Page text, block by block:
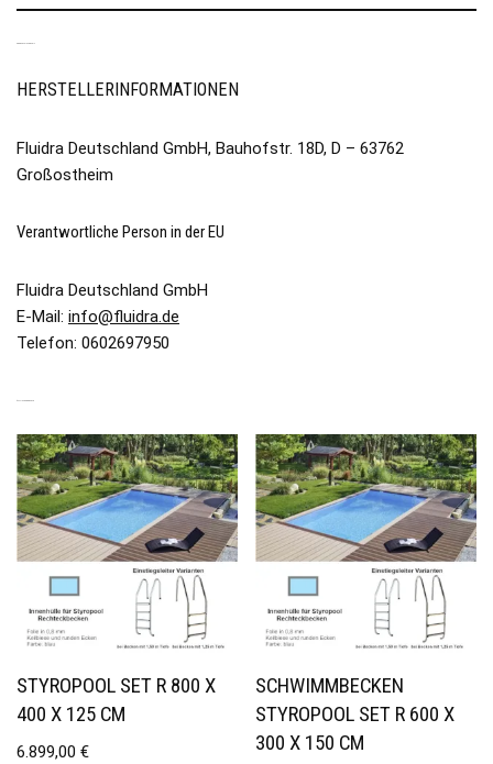
HERSTELLERINFORMATIONEN
Fluidra Deutschland GmbH, Bauhofstr. 18D, D – 63762
Großostheim
Verantwortliche Person in der EU
Fluidra Deutschland GmbH
E-Mail: info@fluidra.de
Telefon: 0602697950
STYROPOOL SET R 800 X
400 X 125 CM
6.899,00 €
SCHWIMMBECKEN
STYROPOOL SET R 600 X
300 X 150 CM